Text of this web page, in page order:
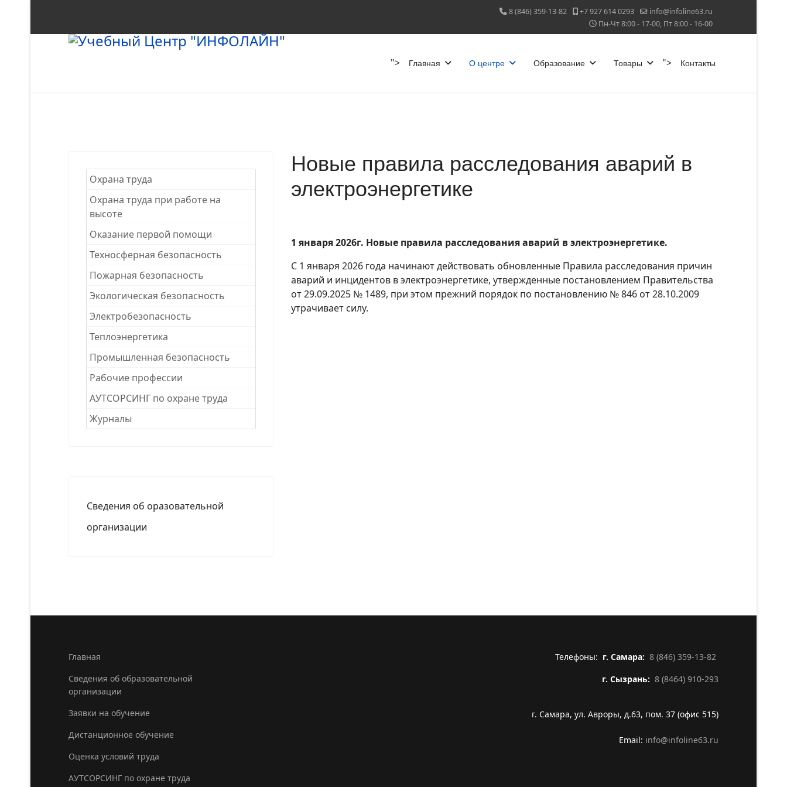
8 (846) 359-13-82 +7 927 614 0293
info@infoline63.ru
Пн-Чт 8:00 - 17-00, Пт 8:00 - 16-00
"> Главная О центре Образование Товары "> Контакты
Охрана труда
Охрана труда при работе на
высоте
Оказание первой помощи
Техносферная безопасность
Пожарная безопасность
Экологическая безопасность
Электробезопасность
Теплоэнергетика
Промышленная безопасность
Рабочие професcии
АУТСОРСИНГ по охране труда
Журналы
Сведения об оразовательной
организации
Новые правила расследования аварий в
электроэнергетике
1 января 2026г. Новые правила расследования аварий в электроэнергетике.
С 1 января 2026 года начинают действовать обновленные Правила расследования причин
аварий и инцидентов в электроэнергетике, утвержденные постановлением Правительства
от 29.09.2025 № 1489, при этом прежний порядок по постановлению № 846 от 28.10.2009
утрачивает силу.​
Главная
Сведения об образовательной
организации
Заявки на обучение
Дистанционное обучение
Оценка условий труда
АУТСОРСИНГ по охране труда
Телефоны: г. Самара: 8 (846) 359-13-82
г. Сызрань: 8 (8464) 910-293
г. Самара, ул. Авроры, д.63, пом. 37 (офис 515)
Email: info@infoline63.ru